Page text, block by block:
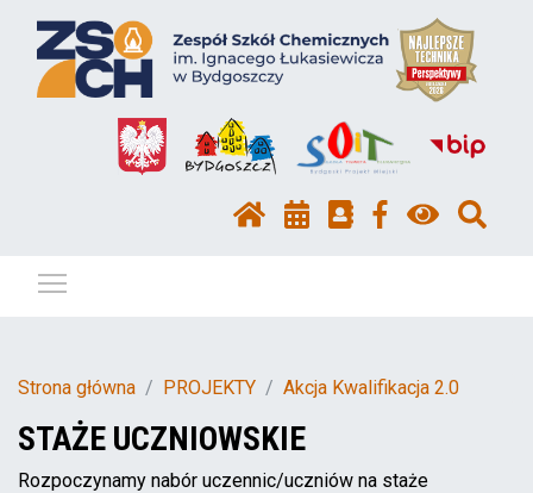
Strona główna PROJEKTY Akcja Kwalifikacja 2.0
STAŻE UCZNIOWSKIE
Rozpoczynamy nabór uczennic/uczniów na staże